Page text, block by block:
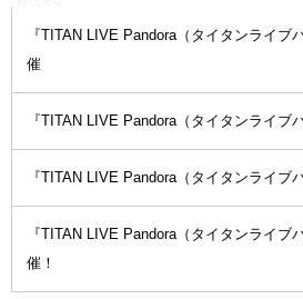
『TITAN LIVE Pandora（タイタンライブ
催
『TITAN LIVE Pandora（タイタンライブ
『TITAN LIVE Pandora（タイタンライブ
『TITAN LIVE Pandora（タイタンライブ
催！